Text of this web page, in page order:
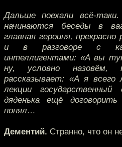
Дальше поехали всё-
начинаются беседы в
главная героиня, прекрасно
и в разговоре с
интеллигентами: «А вы
ну, условно
рассказывает: «А я всего
лекции
дяденька ещё
понял…
Дементий. Странно, что он